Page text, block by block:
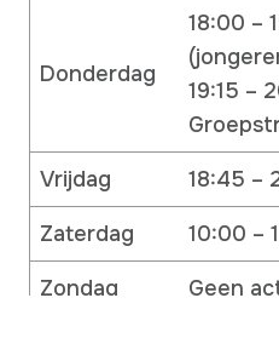
Donderdag
18:00 –
19:15 –
Vrijdag 18:45 –
Zaterdag 10:00 –
Zondag Geen